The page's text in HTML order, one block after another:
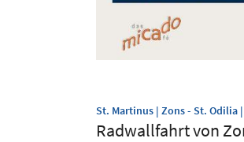
St. Martinus | Zons - St. Odilia
Radwallfahrt von